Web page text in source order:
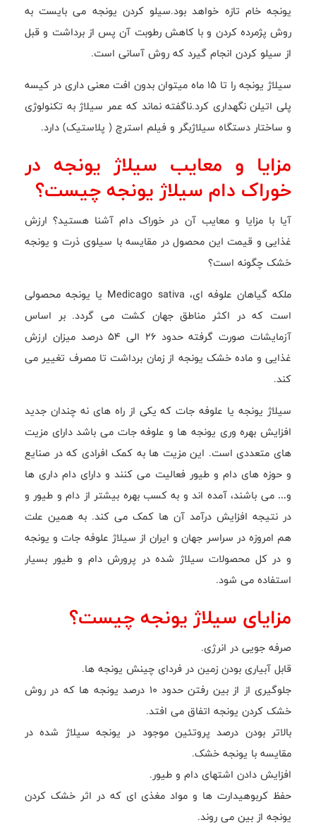
یونجه خام تازه خواهد بود.سیلو کردن یونجه می بایست به
روش پژمرده کردن و با کاهش رطوبت آن پس از برداشت و قبل
از سیلو کردن انجام گیرد که روش آسانی است.
سیلاژ یونجه را تا 15 ماه میتوان بدون افت معنی داری در کیسه
پلی اتیلن نگهداری کرد.ناگفته نماند که عمر سیلاژ به تکنولوژی
و ساختار دستگاه سیلاژبگر و فیلم استرچ ( پلاستیک) دارد.
مزایا و معایب سیلاژ یونجه در
خوراک دام سیلاژ یونجه چیست؟
آیا با مزایا و معایب آن در خوراک دام آشنا هستید؟ ارزش
غذایی و قیمت این محصول در مقایسه با سیلوی ذرت و یونجه
خشک چگونه است؟
ملکه گیاهان علوفه ای، Medicago sativa یا یونجه محصولی
است که در اکثر مناطق جهان کشت می گردد. بر اساس
آزمایشات صورت گرفته حدود 26 الی 54 درصد میزان ارزش
غذایی و ماده خشک یونجه از زمان برداشت تا مصرف تغییر می
کند.
سیلاژ یونجه یا علوفه جات که یکی از راه های نه چندان جدید
افزایش بهره وری یونجه ها و علوفه جات می باشد دارای مزیت
های متعددی است. این مزیت ها به کمک افرادی که در صنایع
و حوزه های دام و طیور فعالیت می کنند و دارای دام داری ها
و… می باشند، آمده اند و به کسب بهره بیشتر از دام و طیور و
در نتیجه افزایش درآمد آن ها کمک می کند. به همین علت
هم امروزه در سراسر جهان و ایران از سیلاژ علوفه جات و یونجه
و در کل محصولات سیلاژ شده در پرورش دام و طیور بسیار
استفاده می شود.
مزایای سیلاژ یونجه چیست؟
صرفه جویی در انرژی.
قابل آبیاری بودن زمین در فردای چینش یونجه ها.
جلوگیری از از بین رفتن حدود ۱۰ درصد یونجه ها که در روش
خشک کردن یونجه اتفاق می افتد.
بالاتر بودن درصد پروتئین موجود در یونجه سیلاژ شده در
مقایسه با یونجه خشک.
افزایش دادن اشتهای دام و طیور.
حفظ کربوهیدارت ها و مواد مغذی ای که در اثر خشک کردن
یونجه از بین می روند.